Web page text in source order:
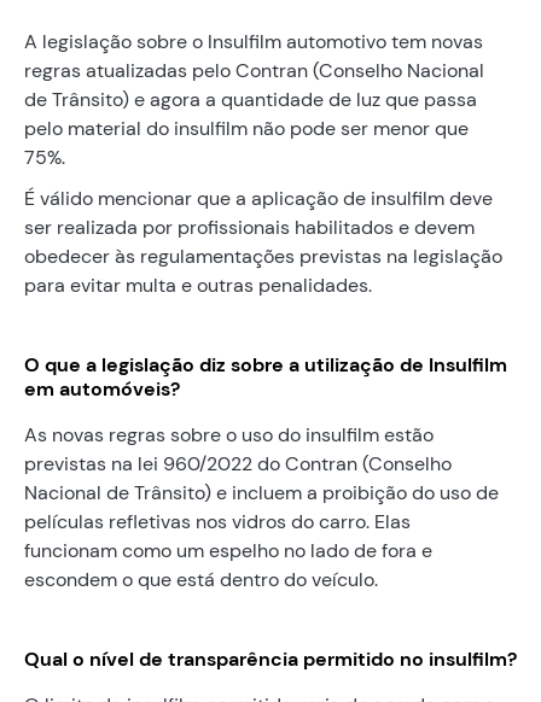
A legislação sobre o Insulfilm automotivo tem novas
regras atualizadas pelo Contran (Conselho Nacional
de Trânsito) e agora a quantidade de luz que passa
pelo material do insulfilm não pode ser menor que
75%.
É válido mencionar que a aplicação de insulfilm deve
ser realizada por profissionais habilitados e devem
obedecer às regulamentações previstas na legislação
para evitar multa e outras penalidades.
O que a legislação diz sobre a utilização de Insulfilm
em automóveis?
As novas regras sobre o uso do insulfilm estão
previstas na lei 960/2022 do Contran (Conselho
Nacional de Trânsito) e incluem a proibição do uso de
películas refletivas nos vidros do carro. Elas
funcionam como um espelho no lado de fora e
escondem o que está dentro do veículo.
Qual o nível de transparência permitido no insulfilm?